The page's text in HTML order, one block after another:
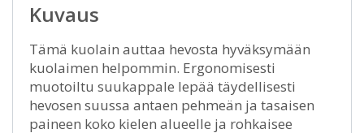
Kuvaus
Tämä kuolain auttaa hevosta hyväksymään
kuolaimen helpommin. Ergonomisesti
muotoiltu suukappale lepää täydellisesti
hevosen suussa antaen pehmeän ja tasaisen
paineen koko kielen alueelle ja rohkaisee